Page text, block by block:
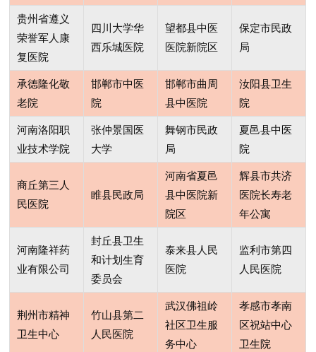
贵州省遵义
荣誉军人康
复医院
四川大学华
西乐城医院
望都县中医
医院新院区
保定市民政
局
承德隆化敬
老院
邯郸市中医
院
邯郸市曲周
县中医院
汝阳县卫生
院
河南洛阳职
业技术学院
张仲景国医
大学
舞钢市民政
局
夏邑县中医
院
商丘第三人
民医院
睢县民政局
河南省夏邑
县中医院新
院区
辉县市共济
医院长寿老
年公寓
河南隆祥药
业有限公司
封丘县卫生
和计划生育
委员会
泰来县人民
医院
监利市第四
人民医院
荆州市精神
卫生中心
竹山县第二
人民医院
武汉佛祖岭
社区卫生服
务中心
孝感市孝南
区祝站中心
卫生院